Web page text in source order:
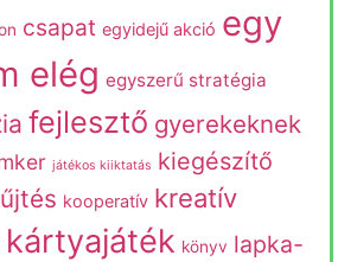
csapat egyidejű akció egy
elég egyszerű stratégia
fejlesztő gyerekeknek
játékos kiiktatás kiegészítő
kooperatív kreatív
kártyajáték könyv lapka-